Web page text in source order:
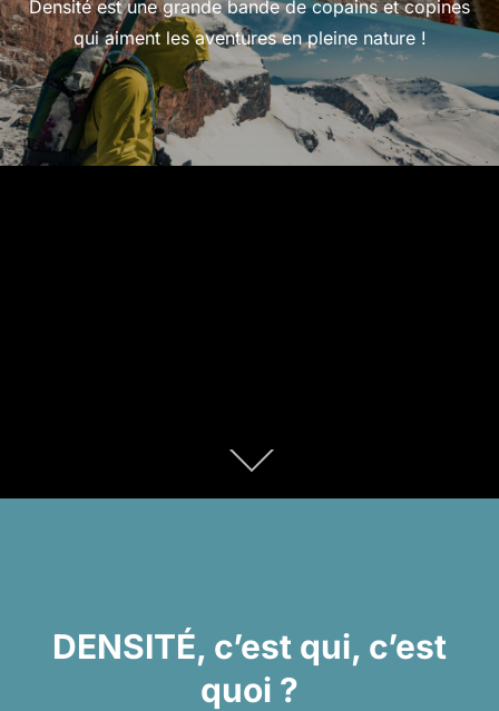
Densité est une grande bande de copains et copines
qui aiment les aventures en pleine nature !
Descendre
au
DENSITÉ, c’est qui, c’est
quoi ?